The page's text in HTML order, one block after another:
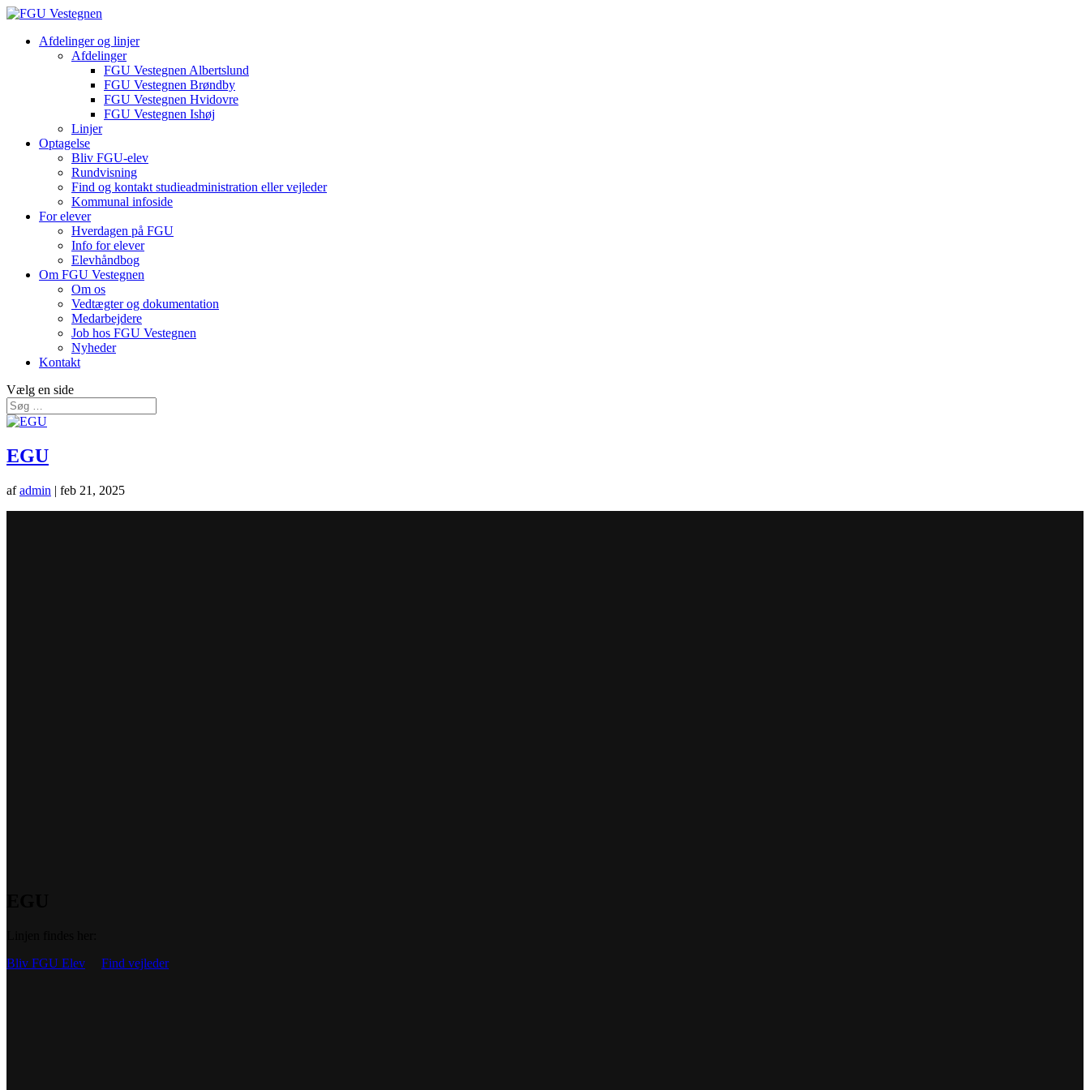
Afdelinger og linjer
Afdelinger
FGU Vestegnen Albertslund
FGU Vestegnen Brøndby
FGU Vestegnen Hvidovre
FGU Vestegnen Ishøj
Linjer
Optagelse
Bliv FGU-elev
Rundvisning
Find og kontakt studieadministration eller vejleder
Kommunal infoside
For elever
Hverdagen på FGU
Info for elever
Elevhåndbog
Om FGU Vestegnen
Om os
Vedtægter og dokumentation
Medarbejdere
Job hos FGU Vestegnen
Nyheder
Kontakt
Vælg en side
EGU
afadmin | feb 21, 2025
Bliv FGU Elev
Find vejleder